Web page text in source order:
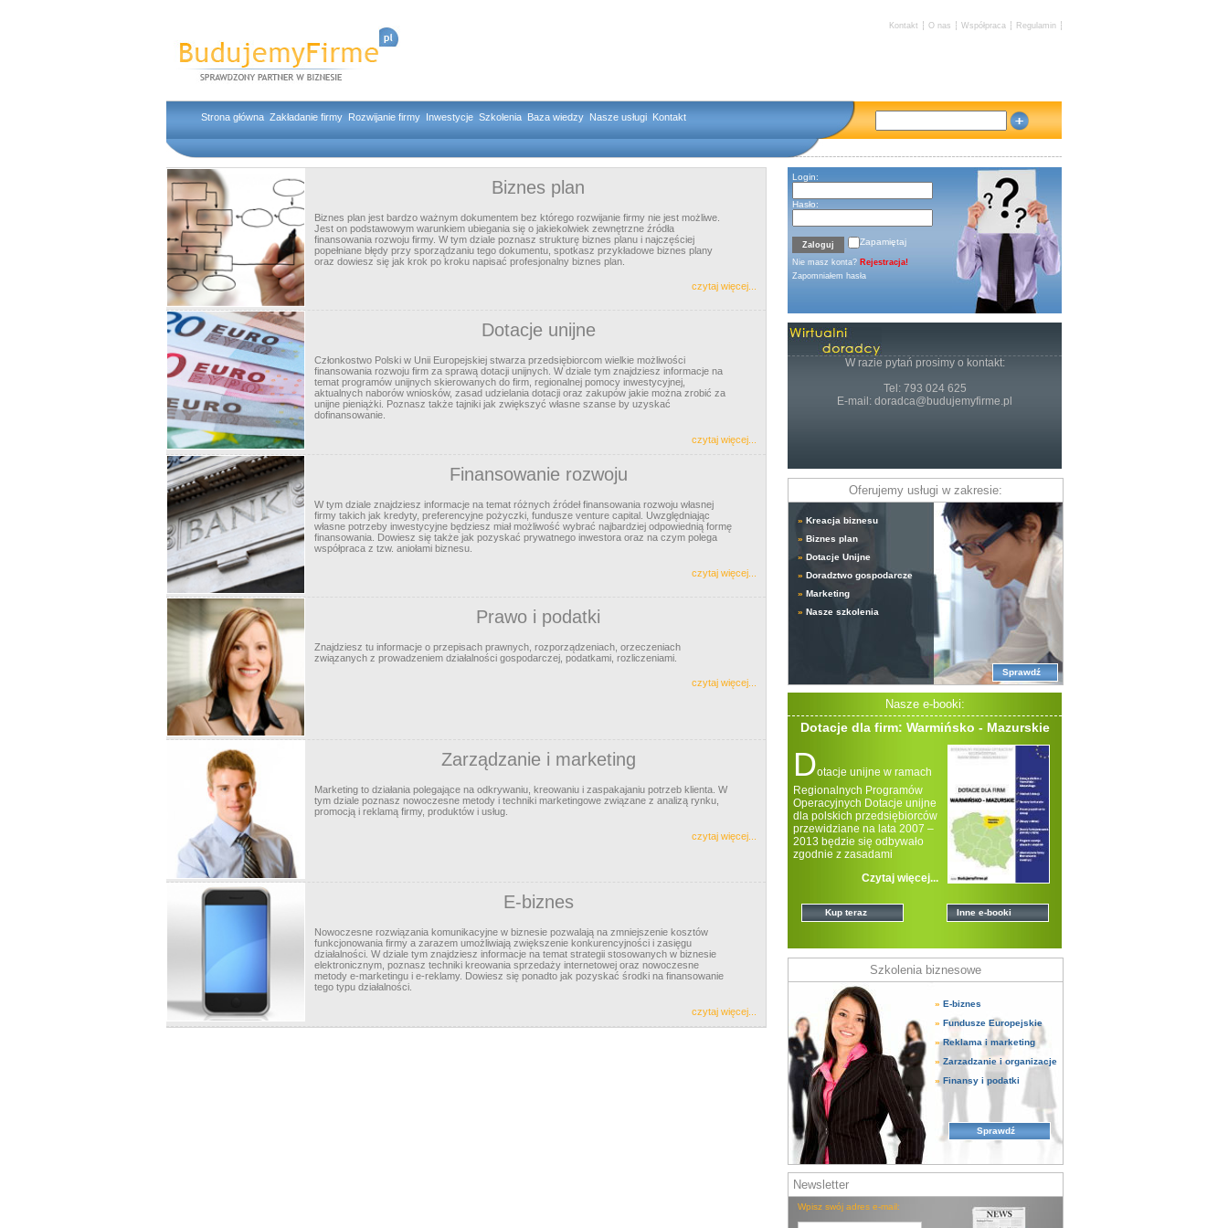
Kontakt O nas Współpraca Regulamin
Strona główna Zakładanie firmy Rozwijanie firmy Inwestycje Szkolenia Baza wiedzy Nasze usługi Kontakt
Biznes plan
Biznes plan jest bardzo ważnym dokumentem bez którego rozwijanie firmy nie jest możliwe.
Jest on podstawowym warunkiem ubiegania się o jakiekolwiek zewnętrzne źródła
finansowania rozwoju firmy. W tym dziale poznasz strukturę biznes planu i najczęściej
popełniane błędy przy sporządzaniu tego dokumentu, spotkasz przykładowe biznes plany
oraz dowiesz się jak krok po kroku napisać profesjonalny biznes plan.
czytaj więcej...
Dotacje unijne
Członkostwo Polski w Unii Europejskiej stwarza przedsiębiorcom wielkie możliwości
finansowania rozwoju firm za sprawą dotacji unijnych. W dziale tym znajdziesz informacje na
temat programów unijnych skierowanych do firm, regionalnej pomocy inwestycyjnej,
aktualnych naborów wniosków, zasad udzielania dotacji oraz zakupów jakie można zrobić za
unijne pieniążki. Poznasz także tajniki jak zwiększyć własne szanse by uzyskać
dofinansowanie.
czytaj więcej...
Finansowanie rozwoju
W tym dziale znajdziesz informacje na temat różnych źródeł finansowania rozwoju własnej
firmy takich jak kredyty, preferencyjne pożyczki, fundusze venture capital. Uwzględniając
własne potrzeby inwestycyjne będziesz miał możliwość wybrać najbardziej odpowiednią formę
finansowania. Dowiesz się także jak pozyskać prywatnego inwestora oraz na czym polega
współpraca z tzw. aniołami biznesu.
czytaj więcej...
Prawo i podatki
Znajdziesz tu informacje o przepisach prawnych, rozporządzeniach, orzeczeniach
związanych z prowadzeniem działalności gospodarczej, podatkami, rozliczeniami.
czytaj więcej...
Zarządzanie i marketing
Marketing to działania polegające na odkrywaniu, kreowaniu i zaspakajaniu potrzeb klienta. W
tym dziale poznasz nowoczesne metody i techniki marketingowe związane z analizą rynku,
promocją i reklamą firmy, produktów i usług.
czytaj więcej...
E-biznes
Nowoczesne rozwiązania komunikacyjne w biznesie pozwalają na zmniejszenie kosztów
funkcjonowania firmy a zarazem umożliwiają zwiększenie konkurencyjności i zasięgu
działalności. W dziale tym znajdziesz informacje na temat strategii stosowanych w biznesie
elektronicznym, poznasz techniki kreowania sprzedaży internetowej oraz nowoczesne
metody e-marketingu i e-reklamy. Dowiesz się ponadto jak pozyskać środki na finansowanie
tego typu działalności.
czytaj więcej...
Login:
Hasło:
Zapamiętaj
Nie masz konta? Rejestracja!
Zapomniałem hasła
W razie pytań prosimy o kontakt:
Tel: 793 024 625
E-mail: doradca@budujemyfirme.pl
Oferujemy usługi w zakresie:
» Kreacja biznesu
» Biznes plan
» Dotacje Unijne
» Doradztwo gospodarcze
» Marketing
» Nasze szkolenia
Sprawdź
Nasze e-booki:
Dotacje dla firm: Warmińsko - Mazurskie
Dotacje unijne w ramach
Regionalnych Programów
Operacyjnych Dotacje unijne
dla polskich przedsiębiorców
przewidziane na lata 2007 –
2013 będzie się odbywało
zgodnie z zasadami
Czytaj więcej...
Kup teraz Inne e-booki
Szkolenia biznesowe
» E-biznes
» Fundusze Europejskie
» Reklama i marketing
» Zarzadzanie i organizacje
» Finansy i podatki
Sprawdź
Newsletter
Wpisz swój adres e-mail: